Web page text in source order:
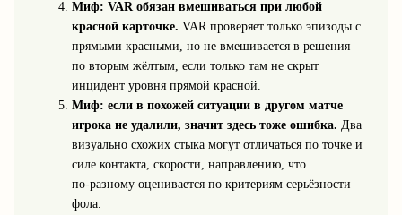
Миф: VAR обязан вмешиваться при любой
красной карточке. VAR проверяет только эпизоды с
прямыми красными, но не вмешивается в решения
по вторым жёлтым, если только там не скрыт
инцидент уровня прямой красной.
Миф: если в похожей ситуации в другом матче
игрока не удалили, значит здесь тоже ошибка. Два
визуально схожих стыка могут отличаться по точке и
силе контакта, скорости, направлению, что
по‑разному оценивается по критериям серьёзности
фола.